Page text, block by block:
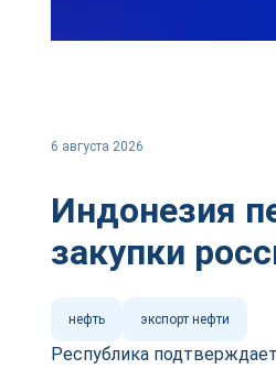
6 августа 2026
Индонезия
закупки
нефть экспорт нефти
Республика